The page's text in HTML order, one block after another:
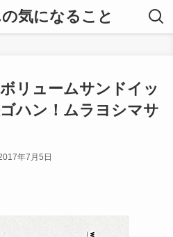
気になること
リュームサンドイッ
ハン！ムラヨシマサ
年7月5日